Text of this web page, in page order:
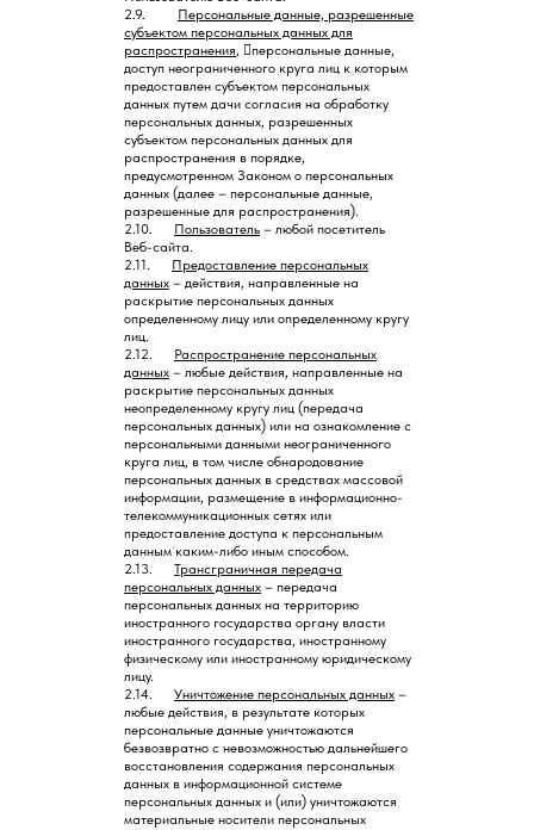
2.9. Персональные данные, разрешенные
субъектом персональных данных для
распространения, персональные данные,
доступ неограниченного круга лиц к которым
предоставлен субъектом персональных
данных путем дачи согласия на обработку
персональных данных, разрешенных
субъектом персональных данных для
распространения в порядке,
предусмотренном Законом о персональных
данных (далее – персональные данные,
разрешенные для распространения).
2.10. Пользователь – любой посетитель
Веб-сайта.
2.11. Предоставление персональных
данных – действия, направленные на
раскрытие персональных данных
определенному лицу или определенному кругу
лиц.
2.12. Распространение персональных
данных – любые действия, направленные на
раскрытие персональных данных
неопределенному кругу лиц (передача
персональных данных) или на ознакомление с
персональными данными неограниченного
круга лиц, в том числе обнародование
персональных данных в средствах массовой
информации, размещение в информационно-
телекоммуникационных сетях или
предоставление доступа к персональным
данным каким-либо иным способом.
2.13. Трансграничная передача
персональных данных – передача
персональных данных на территорию
иностранного государства органу власти
иностранного государства, иностранному
физическому или иностранному юридическому
лицу.
2.14. Уничтожение персональных данных –
любые действия, в результате которых
персональные данные уничтожаются
безвозвратно с невозможностью дальнейшего
восстановления содержания персональных
данных в информационной системе
персональных данных и (или) уничтожаются
материальные носители персональных